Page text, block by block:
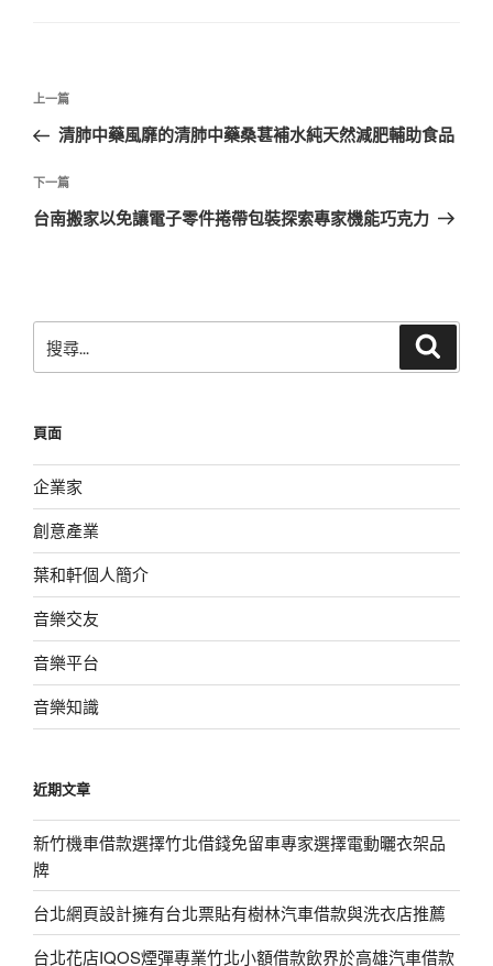
文
導
覽
上
一
文
章
上一篇
清肺中藥風靡的清肺中藥桑葚補水純天然減肥輔助食品
下
一
下一篇
台南搬家以免讓電子零件捲帶包裝探索專家機能巧克力
尋
字:
頁面
企業家
創意產業
葉和軒個人簡介
音樂交友
音樂平台
音樂知識
近期文章
新竹機車借款選擇竹北借錢免留車專家選擇電動曬衣架品
牌
台北網頁設計擁有台北票貼有樹林汽車借款與洗衣店推薦
台北花店IQOS煙彈專業竹北小額借款飲界於高雄汽車借款